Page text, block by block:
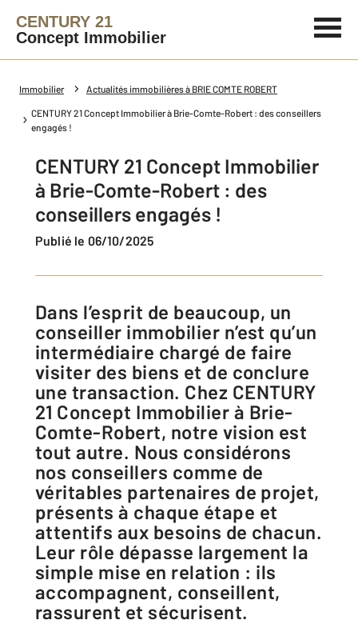
CENTURY 21
Concept Immobilier
Immobilier Actualités immobilières à BRIE COMTE ROBERT
CENTURY 21 Concept Immobilier à Brie-Comte-Robert : des conseillers
engagés !
CENTURY 21 Concept Immobilier
à Brie-Comte-Robert : des
conseillers engagés !
Publié le 06/10/2025
Dans l’esprit de beaucoup, un
conseiller immobilier n’est qu’un
intermédiaire chargé de faire
visiter des biens et de conclure
une transaction. Chez CENTURY
21 Concept Immobilier à Brie-
Comte-Robert, notre vision est
tout autre. Nous considérons
nos conseillers comme de
véritables partenaires de projet,
présents à chaque étape et
attentifs aux besoins de chacun.
Leur rôle dépasse largement la
simple mise en relation : ils
accompagnent, conseillent,
rassurent et sécurisent.